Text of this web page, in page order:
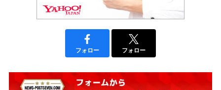
フォロー フォロー